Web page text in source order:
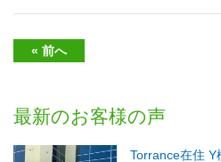
« 前へ
最新のお客様の声
Torrance在住 Y